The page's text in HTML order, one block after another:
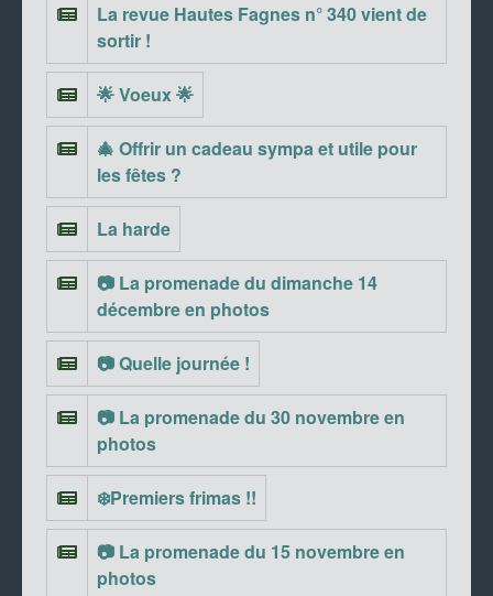
La revue Hautes Fagnes n° 340 vient de
sortir !
🌟 Voeux 🌟
🎄 Offrir un cadeau sympa et utile pour
les fêtes ?
La harde
📷 La promenade du dimanche 14
décembre en photos
📷 Quelle journée !
📷 La promenade du 30 novembre en
photos
❄️Premiers frimas !!
📷 La promenade du 15 novembre en
photos